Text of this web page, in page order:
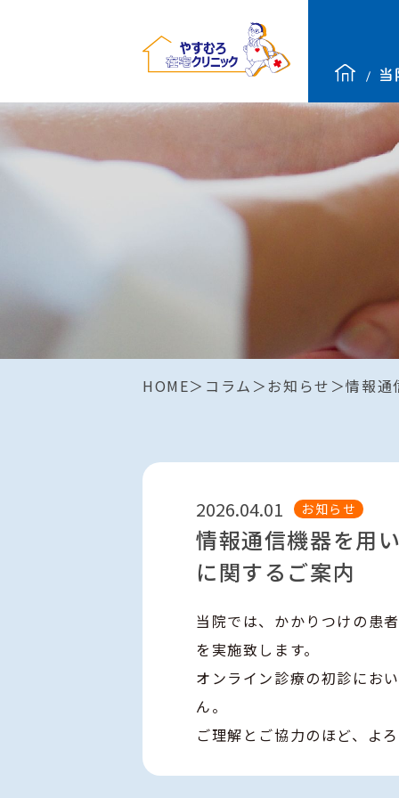
HOME コラム お知らせ 情報通
2026.04.01 お知らせ
情報通信機器を用
に関するご案内
当院では、かかりつけの患
を実施致します。
オンライン診療の初診にお
ん。
ご理解とご協力のほど、よ